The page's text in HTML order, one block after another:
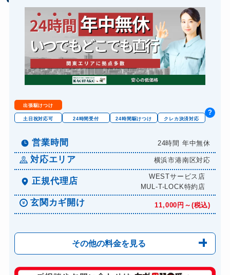
出張駆けつけ
土日祝対応可 24時間受付 24時間駆けつけ クレカ決済対応
営業時間 24時間 年中無休
対応エリア 横浜市港南区対応
正規代理店
WESTサービス店
MUL-T-LOCK特約店
?
玄関カギ開け 11,000円～(税込)
その他の料金を見る